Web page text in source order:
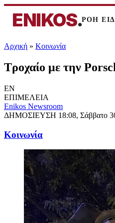
ENIKOS.ΡΟΗ
Αρχική » Κοινωνία
Τροχαίο με την
EN
ΕΠΙΜΕΛΕΙΑ
Enikos Newsroom
ΔΗΜΟΣΙΕΥΣΗ 18:08, Σάββατο
Κοινωνία